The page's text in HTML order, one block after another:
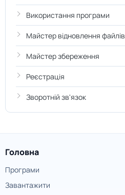
Використання програми
Майстер відновлення файлів
Майстер збереження
Реєстрація
Зворотній зв'язок
Головна
Програми
Завантажити